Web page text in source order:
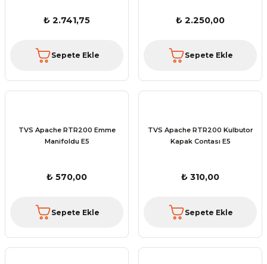
₺ 2.741,75
Sepete Ekle
₺ 2.250,00
Sepete Ekle
TVS Apache RTR200 Emme
Manifoldu E5
₺ 570,00
Sepete Ekle
TVS Apache RTR200 Kulbutor
Kapak Contası E5
₺ 310,00
Sepete Ekle